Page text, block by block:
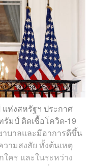
ห่งสหรัฐฯ ประกาศ
รัมป์ ติดเชื้อโควิด-19
าบาลและมีอาการดีขึ้น
ามสงสัย ทั้งต้นเหตุ
คร และในระหว่าง